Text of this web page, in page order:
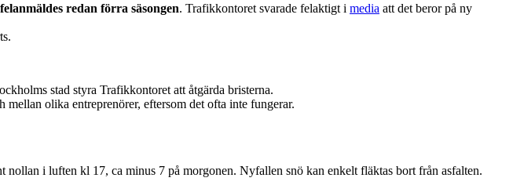
redan förra säsongen. Trafikkontoret svarade felaktigt i media att det beror på ny
stad styra Trafikkontoret att åtgärda bristerna.
olika entreprenörer, eftersom det ofta inte fungerar.
i luften kl 17, ca minus 7 på morgonen. Nyfallen snö kan enkelt fläktas bort från asfalten.